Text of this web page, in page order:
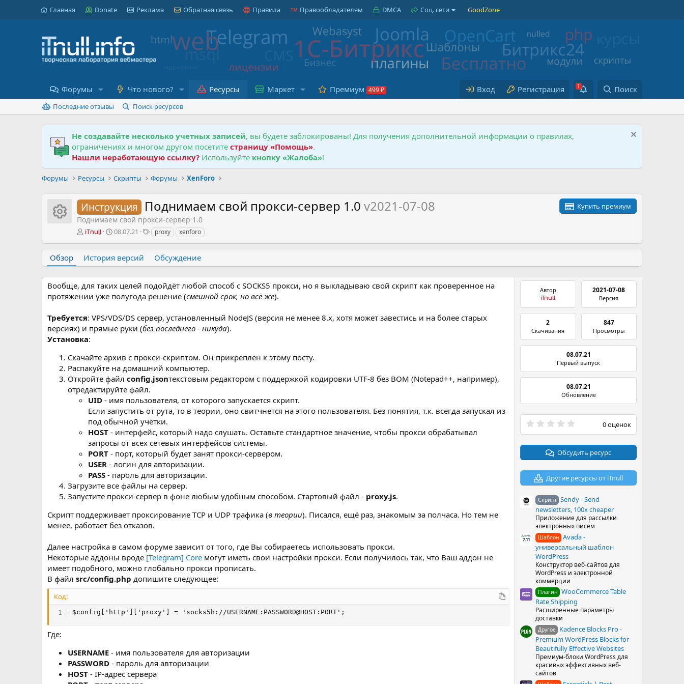
Главная Donate Реклама Обратная связь Правила Правообладателям DMCA Соц. сети GoodZone
Форумы Что нового? Ресурсы Маркет Премиум Вход Регистрация Поиск
Последние отзывы Поиск ресурсов
Не создавайте несколько учетных записей, вы будете заблокированы! Для получения дополнительной информации о правилах,
ограничениях и многом другом посетите страницу «Помощь».
Нашли неработающую ссылку?Используйте кнопку «Жалоба»!
Форумы Ресурсы Скрипты Форумы XenForo
Иконка ресурса
Инструкция Поднимаем свой прокси-сервер 1.0v2021-07-08 Купить премиум
Поднимаем свой прокси-сервер 1.0
А
о
р
iTnull
Д
а
с
о
з
д
н
и
я
08.07.21
Т proxy xenforo
Обзор История версий Обсуждение
Вообще, для таких целей подойдёт любой способ с SOCKS5 прокси, но я выкладываю свой скрипт как проверенное на
протяжении уже полугода решение (смешной срок, но всё же).
Требуется: VPS/VDS/DS сервер, установленный NodeJS (версия не менее 8.x, хотя может завестись и на более старых
версиях) и прямые руки (без последнего - никуда).
Установка:
Скачайте архив с прокси-скриптом. Он прикреплён к этому посту.
Распакуйте на домашний компьютер.
Откройте файл config.jsonтекстовым редактором с поддержкой кодировки UTF-8 без BOM (Notepad++, например),
отредактируйте файл.
UID - имя пользователя, от которого запускается скрипт.
Если запустить от рута, то в теории, оно свитчнется на этого пользователя. Без понятия, т.к. всегда запускал из
под обычной учётки.
HOST - интерфейс, который надо слушать. Оставьте стандартное значение, чтобы прокси обрабатывал
запросы от всех сетевых интерфейсов системы.
PORT - порт, который будет занят прокси-сервером.
USER - логин для авторизации.
PASS - пароль для авторизации.
Загрузите все файлы на сервер.
Запустите прокси-сервер в фоне любым удобным способом. Стартовый файл - proxy.js.
Скрипт поддерживает проксирование TCP и UDP трафика (в теории). Писался, ещё раз, знакомым за полчаса. Но тем не
менее, работает без отказов.
Далее настройка в самом форуме зависит от того, где Вы собираетесь использовать прокси.
Некоторые аддоны вроде [Telegram] Core могут иметь свои настройки прокси. Если получилось так, что Ваш аддон не
имеет подобного, можно глобально прокси прописать.
В файл src/config.php допишите следующее:
Код:
$config['http']['proxy'] = 'socks5h://USERNAME:PASSWORD@HOST:PORT';
Где:
USERNAME - имя пользователя для авторизации
PASSWORD - пароль для авторизации
HOST - IP-адрес сервера
Автор
iTnull
2021-07-08
Версия
2
Скачивания
847
Просмотры
08.07.21
Первый выпуск
08.07.21
Обновление
0
0
з
в
з
д
0 оценок
Обсудить ресурс
Другие ресурсы от iTnull
Скрипт Sendy - Send
newsletters, 100x cheaper
Приложение для рассылки
электронных писем
Шаблон Avada -
универсальный шаблон
WordPress
Конструктор веб-сайтов для
WordPress и электронной
коммерции
Плагин WooCommerce Table
Rate Shipping
Расширенные параметры
доставки
Другое Kadence Blocks Pro -
Premium WordPress Blocks for
Beautifully Effective Websites
Премиум-блоки WordPress для
красивых эффективных веб-
сайтов